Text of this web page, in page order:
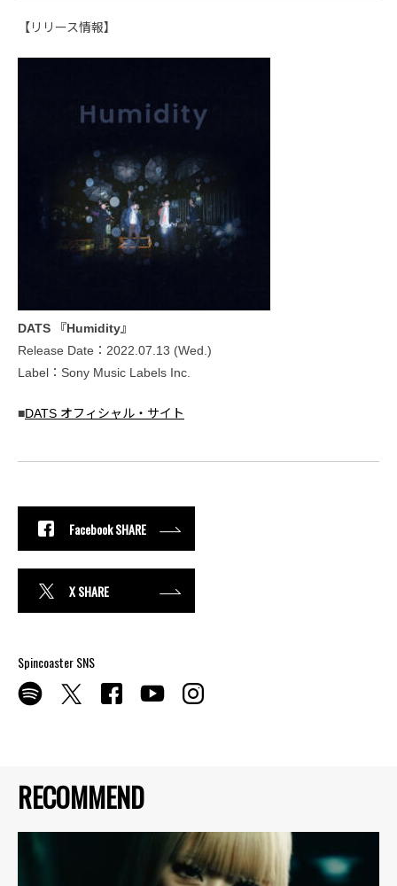
RECOMMEND
【リリース情報】
DATS 『Humidity』
Release Date：2022.07.13 (Wed.)
Label：Sony Music Labels Inc.
■DATS オフィシャル・サイト
Facebook SHARE
X SHARE
Spincoaster SNS